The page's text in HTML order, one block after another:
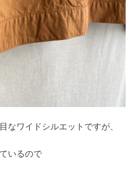
なワイドシルエットですが、
いるので